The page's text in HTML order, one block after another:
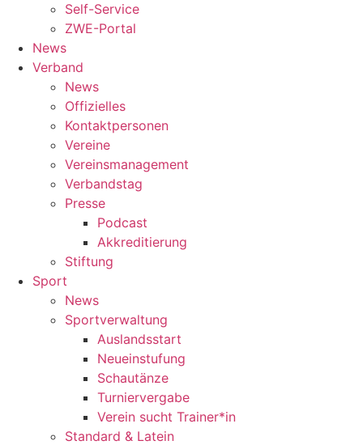
Self-Service
ZWE-Portal
News
Verband
News
Offizielles
Kontaktpersonen
Vereine
Vereinsmanagement
Verbandstag
Presse
Podcast
Akkreditierung
Stiftung
Sport
News
Sportverwaltung
Auslandsstart
Neueinstufung
Schautänze
Turniervergabe
Verein sucht Trainer*in
Standard & Latein